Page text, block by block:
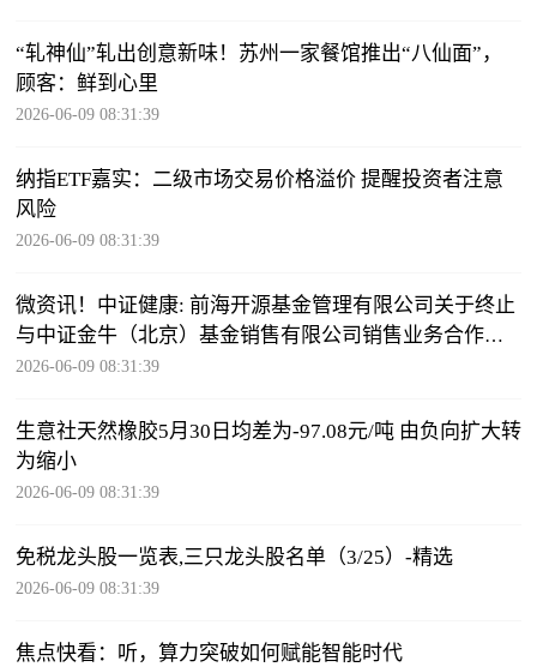
“轧神仙”轧出创意新味！苏州一家餐馆推出“八仙面”，
顾客：鲜到心里
2026-06-09 08:31:39
纳指ETF嘉实：二级市场交易价格溢价 提醒投资者注意
风险
2026-06-09 08:31:39
微资讯！中证健康: 前海开源基金管理有限公司关于终止
与中证金牛（北京）基金销售有限公司销售业务合作关
系的公告
2026-06-09 08:31:39
生意社天然橡胶5月30日均差为-97.08元/吨 由负向扩大转
为缩小
2026-06-09 08:31:39
免税龙头股一览表,三只龙头股名单（3/25）-精选
2026-06-09 08:31:39
焦点快看：听，算力突破如何赋能智能时代